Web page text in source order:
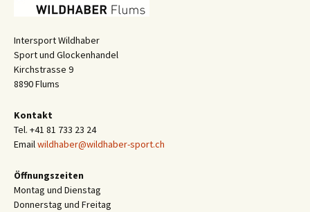
Intersport Wildhaber
Sport und Glockenhandel
Kirchstrasse 9
8890 Flums
Kontakt
Tel. +41 81 733 23 24
Emailwildhaber@wildhaber-sport.ch
Öffnungszeiten
Montag und Dienstag
Donnerstag und Freitag